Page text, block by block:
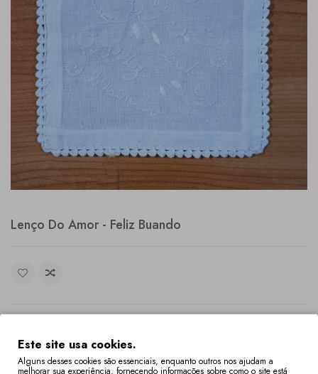
Lenço Do Amor - Feliz Buando
Este site usa cookies.
Alguns desses cookies são essenciais, enquanto outros nos ajudam a
melhorar sua experiência, fornecendo informações sobre como o site está